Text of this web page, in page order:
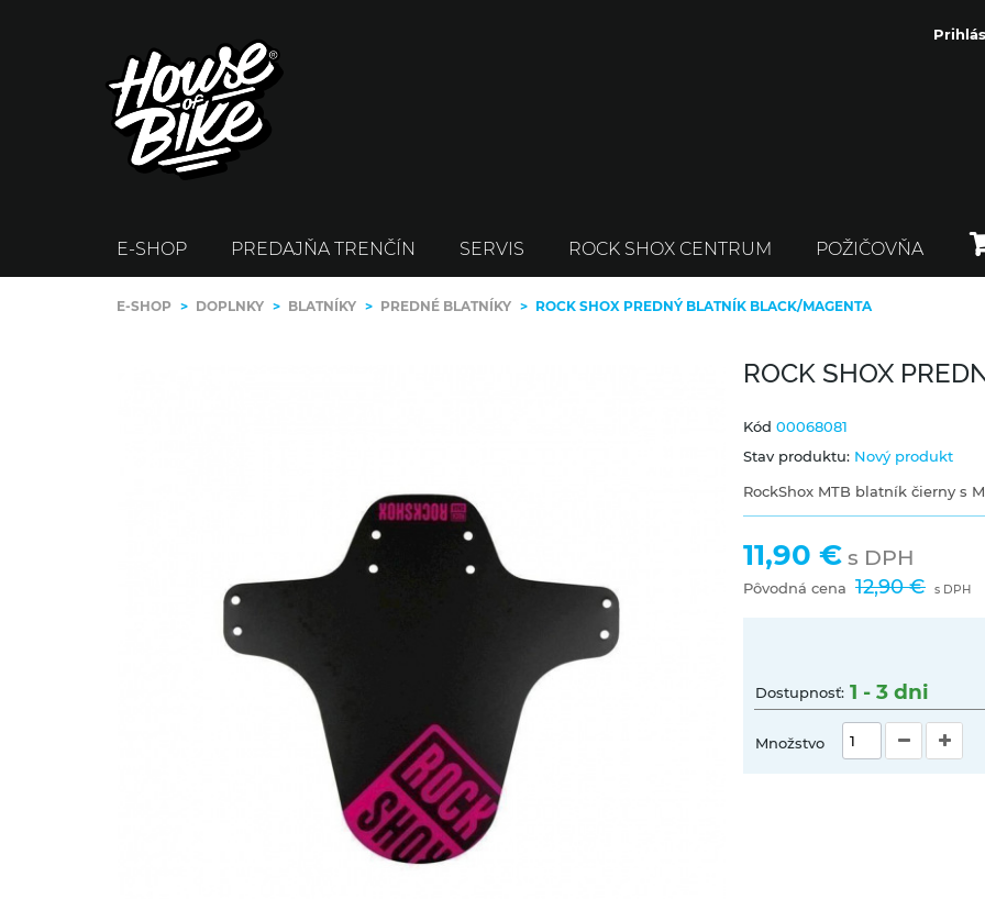
E-SHOP PREDAJŇA TRENČÍN SERVIS ROCK SHOX CENTRUM POŽIČOVŇA
E-SHOP > DOPLNKY > BLATNÍKY > PREDNÉ BLATNÍKY > ROCK SHOX PREDNÝ BLATNÍK BLACK/MAGENTA
ROCK SHOX
Kód 00068081
Stav produktu: Nový produkt
RockShox MTB blatník čierny s
11,90 € s DPH
Pôvodná cena 12,90 € s DPH
Dostupnosť: 1 - 3 dni
Množstvo